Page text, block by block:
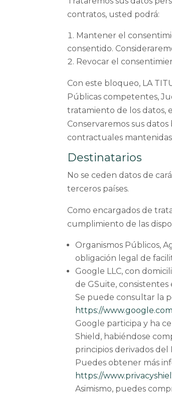
contratos, usted podrá:
Mantener el
consentido.
Revocar el
Con este bloqueo, LA
Públicas competentes,
tratamiento de los datos,
Conservaremos sus
contractuales mantenidas
Destinatarios
No se ceden datos de
terceros países.
Como encargados de
cumplimiento de las
Organismos Públicos,
obligación legal de
Google LLC, con
de GSuite,
Se puede consultar la
https://
Google participa y ha
Shield, habiéndose
principios derivados del
Puedes obtener más
https://
Asimismo, puedes